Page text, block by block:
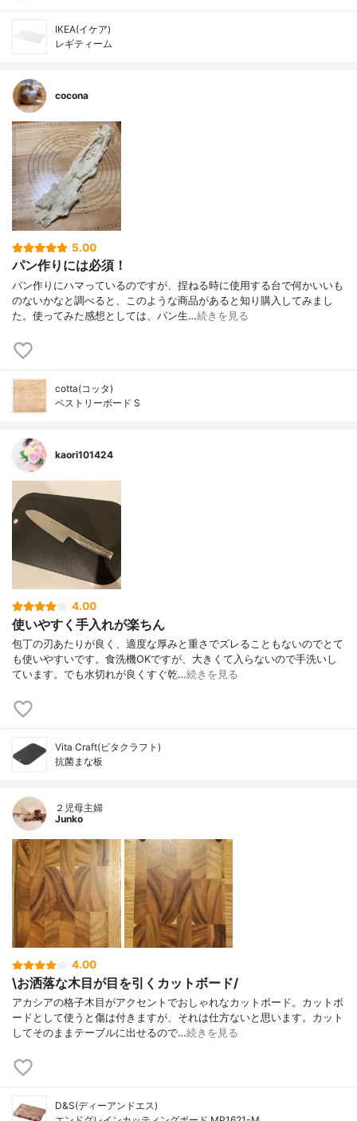
IKEA(イケア)
レギティーム
cocona
5.00
パン作りには必須！
パン作りにハマっているのですが、捏ねる時に使用する台で何かいいも
のないかなと調べると、このような商品があると知り購入してみまし
た。使ってみた感想としては、パン生…続きを見る
cotta(コッタ)
ペストリーボード S
kaori101424
4.00
使いやすく手入れが楽ちん
包丁の刃あたりが良く、適度な厚みと重さでズレることもないのでとて
も使いやすいです。食洗機OKですが、大きくて入らないので手洗いし
ています。でも水切れが良くすぐ乾…続きを見る
Vita Craft(ビタクラフト)
抗菌まな板
２児母主婦
Junko
4.00
\お洒落な木目が目を引くカットボード/
アカシアの格子木目がアクセントでおしゃれなカットボード。カットボ
ードとして使うと傷は付きますが、それは仕方ないと思います。カット
してそのままテーブルに出せるので…続きを見る
D&S(ディーアンドエス)